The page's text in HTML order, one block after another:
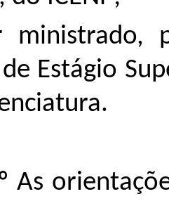
ministrado,
Estágio
As